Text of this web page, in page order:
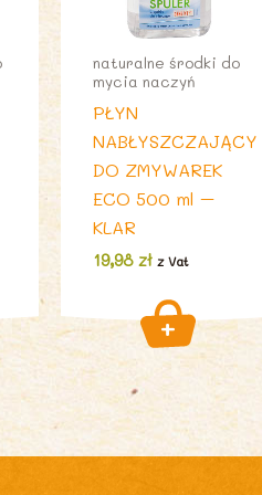
naturalne środki do
mycia naczyń
PŁYN
NABŁYSZCZAJĄCY
DO ZMYWAREK
ECO 500 ml –
KLAR
19,98 zł z Vat